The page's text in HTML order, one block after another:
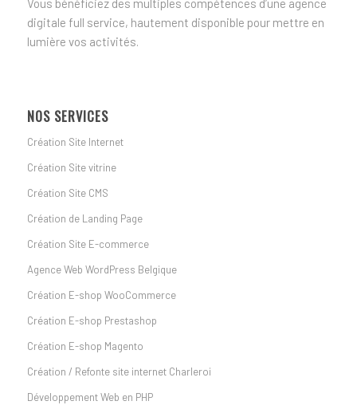
Vous bénéficiez des multiples compétences d’une agence
digitale full service, hautement disponible pour mettre en
lumière vos activités.
NOS SERVICES
Création Site Internet
Création Site vitrine
Création Site CMS
Création de Landing Page
Création Site E-commerce
Agence Web WordPress Belgique
Création E-shop WooCommerce
Création E-shop Prestashop
Création E-shop Magento
Création / Refonte site internet Charleroi
Développement Web en PHP